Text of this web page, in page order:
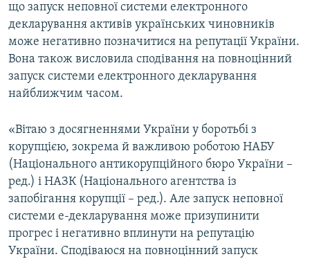
КТАТ
Усі сайти RFE/RL
що запуск неповної системи електронного
декларування активів українських чиновників
може негативно позначитися на репутації України.
Вона також висловила сподівання на повноцінний
запуск системи електронного декларування
найближчим часом.
«Вітаю з досягненнями України у боротьбі з
корупцією, зокрема й важливою роботою НАБУ
(Національного антикорупційного бюро України –
ред.) і НАЗК (Національного агентства із
запобігання корупції – ред.). Але запуск неповної
системи е-декларування може призупинити
прогрес і негативно вплинути на репутацію
України. Сподіваюся на повноцінний запуск